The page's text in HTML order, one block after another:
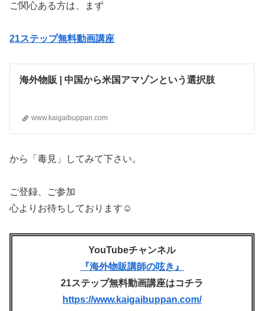
ご関心ある方は、まず
21ステップ無料動画講座
海外物販 | 中国から米国アマゾンという選択肢
www.kaigaibuppan.com
から「毒見」してみて下さい。
ご登録、ご参加
心よりお待ちしております☺
YouTubeチャンネル
『海外物販講師の呟き』
21ステップ無料動画講座はコチラ
https://www.kaigaibuppan.com/